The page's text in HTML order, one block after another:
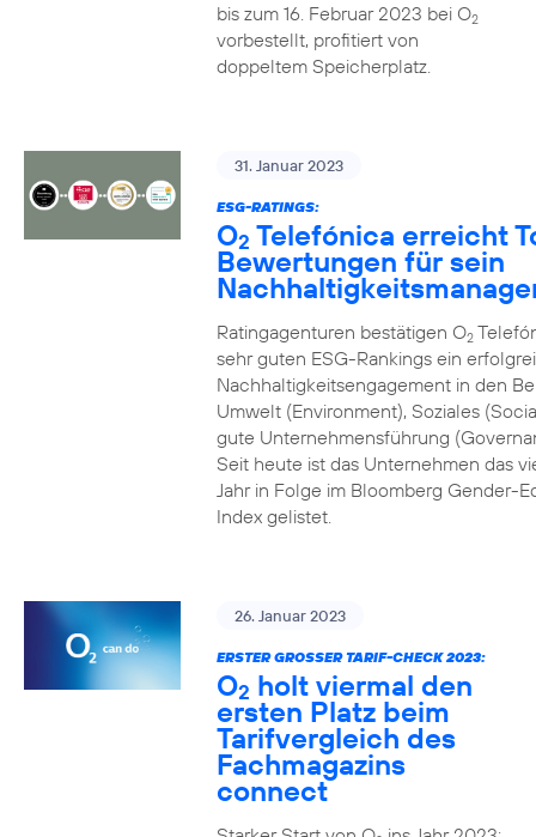
bis zum 16. Februar 2023 bei O2
vorbestellt, profitiert von
doppeltem Speicherplatz.
31. Januar 2023
ESG-RATINGS:
O2 Telefónica erreicht
Bewertungen für sein
Ratingagenturen bestätigen O2
sehr guten ESG-Rankings ein
Nachhaltigkeitsengagement in den
Umwelt (Environment), Soziales
gute Unternehmensführung
Seit heute ist das Unternehmen das
Jahr in Folge im Bloomberg Gender-
Index gelistet.
26. Januar 2023
ERSTER GROSSER TARIF-CHECK 2023:
O2 holt viermal den
ersten Platz beim
Tarifvergleich des
Fachmagazins
connect